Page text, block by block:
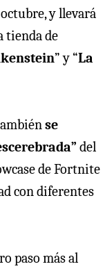
y llevará
tienda de
” y “La
se
del
de Fortnite
con diferentes
paso más al